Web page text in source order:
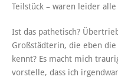
Teilstück – waren leider
Ist das pathetisch?
Großstädterin, die eben
kennt? Es macht mich
vorstelle, dass ich